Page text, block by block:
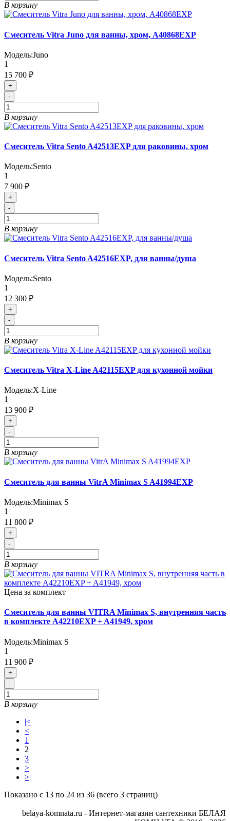
В корзину
Смеситель Vitra Juno для ванны, хром, A40868EXP
Модель:Juno
1
15 700 ₽
+
-
В корзину
Смеситель Vitra Sento A42513EXP для раковины, хром
Модель:Sento
1
7 900 ₽
+
-
В корзину
Смеситель Vitra Sento A42516EXP, для ванны/душа
Модель:Sento
1
12 300 ₽
+
-
В корзину
Смеситель Vitra X-Line A42115EXP для кухонной мойки
Модель:X-Line
1
13 900 ₽
+
-
В корзину
Смеситель для ванны VitrA Minimax S A41994EXP
Модель:Minimax S
1
11 800 ₽
+
-
В корзину
Цена за комплект
Смеситель для ванны VITRA Minimax S, внутренняя часть
в комплекте A42210EXP + A41949, хром
Модель:Minimax S
1
11 900 ₽
+
-
В корзину
|<
<
1
2
3
>
>|
Показано с 13 по 24 из 36 (всего 3 страниц)
belaya-komnata.ru - Интернет-магазин сантехники БЕЛАЯ